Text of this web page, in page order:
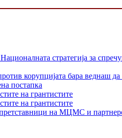
стратегија за
корупцијата бара веднаш
постапка
на грантистите
на грантистите
на МЦМС и